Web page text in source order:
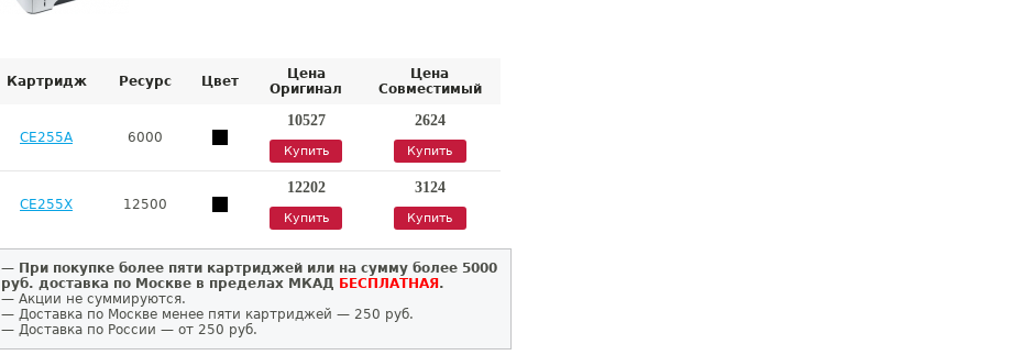
Картридж Ресурс Цвет
Цена
Оригинал
Цена
Совместимый
CE255A 6000
10527
Купить
2624
Купить
CE255X 12500
12202
Купить
3124
Купить
— При покупке более пяти картриджей или на сумму более 5000
руб. доставка по Москве в пределах МКАД БЕСПЛАТНАЯ .
— Акции не суммируются.
— Доставка по Москве менее пяти картриджей — 250 руб.
— Доставка по России — от 250 руб.